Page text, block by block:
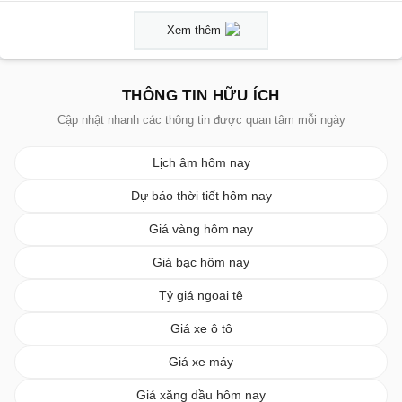
Xem thêm
THÔNG TIN HỮU ÍCH
Cập nhật nhanh các thông tin được quan tâm mỗi ngày
Lịch âm hôm nay
Dự báo thời tiết hôm nay
Giá vàng hôm nay
Giá bạc hôm nay
Tỷ giá ngoại tệ
Giá xe ô tô
Giá xe máy
Giá xăng dầu hôm nay